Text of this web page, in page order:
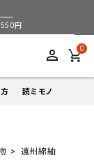
550円
perm_identity 0
読ミモノ
遠州綿紬